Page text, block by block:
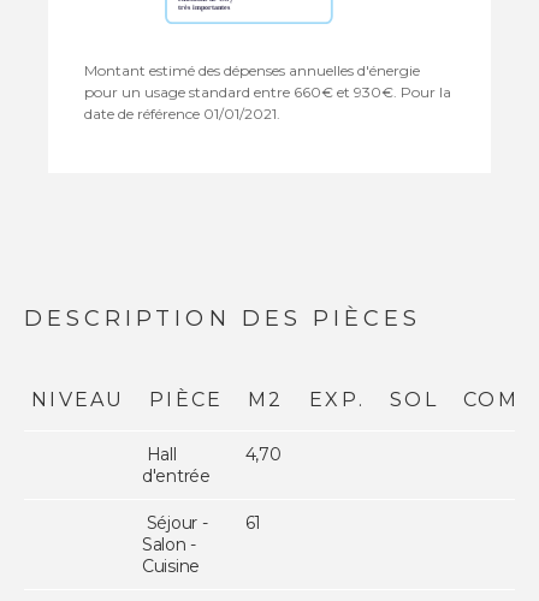
Montant estimé des dépenses annuelles d'énergie
pour un usage standard entre 660€ et 930€. Pour la
date de référence 01/01/2021.
DESCRIPTION DES PIÈCES
NIVEAU PIÈCE M2 EXP. SOL
Hall
d'entrée
4,70
Séjour -
Salon -
Cuisine
61